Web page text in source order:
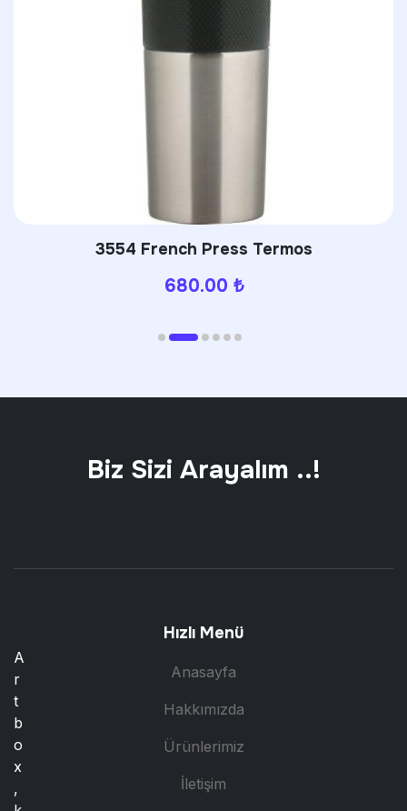
3554 French Press Termos
680.00 ₺
Biz Sizi Arayalım ..!
A
r
t
b
o
x
,
Hızlı Menü
Anasayfa
Hakkımızda
Ürünlerimiz
İletişim